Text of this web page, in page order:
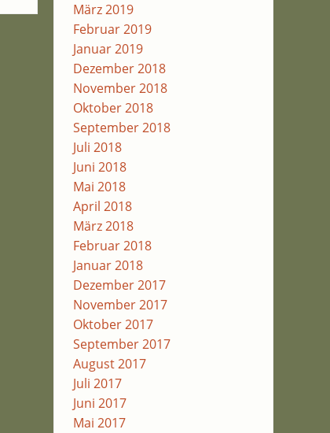
März 2019
Februar 2019
Januar 2019
Dezember 2018
November 2018
Oktober 2018
September 2018
Juli 2018
Juni 2018
Mai 2018
April 2018
März 2018
Februar 2018
Januar 2018
Dezember 2017
November 2017
Oktober 2017
September 2017
August 2017
Juli 2017
Juni 2017
Mai 2017